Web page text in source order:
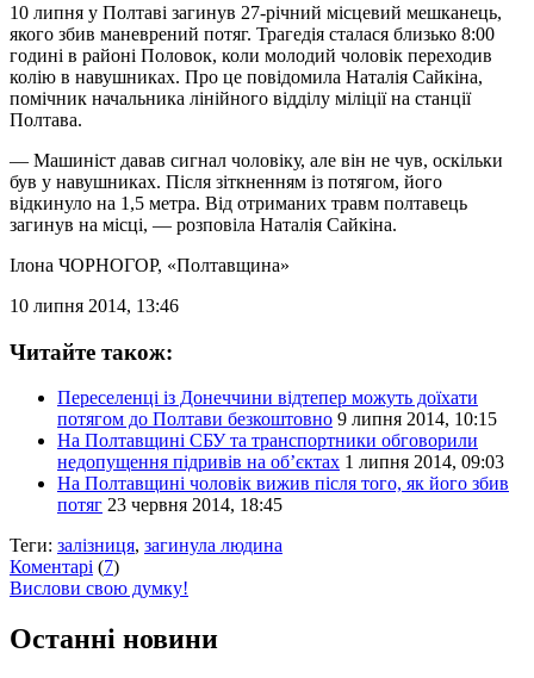
10 липня у Полтаві загинув 27-річний місцевий мешканець,
якого збив маневрений потяг. Трагедія сталася близько 8:00
годині в районі Половок, коли молодий чоловік переходив
колію в навушниках. Про це повідомила Наталія Сайкіна,
помічник начальника лінійного відділу міліції на станції
Полтава.
— Машиніст давав сигнал чоловіку, але він не чув, оскільки
був у навушниках. Після зіткненням із потягом, його
відкинуло на 1,5 метра. Від отриманих травм полтавець
загинув на місці, — розповіла Наталія Сайкіна.
Ілона ЧОРНОГОР, «Полтавщина»
10 липня 2014, 13:46
Читайте також:
Переселенці із Донеччини відтепер можуть доїхати
потягом до Полтави безкоштовно 9 липня 2014, 10:15
На Полтавщині СБУ та транспортники обговорили
недопущення підривів на об’єктах 1 липня 2014, 09:03
На Полтавщині чоловік вижив після того, як його збив
потяг 23 червня 2014, 18:45
Теги: залізниця, загинула людина
Коментарі (7)
Вислови свою думку!
Останні новини